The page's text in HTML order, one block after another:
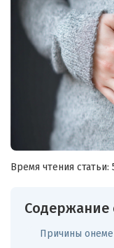
Время чтения статьи:
Содержание
Причины
Я согласен